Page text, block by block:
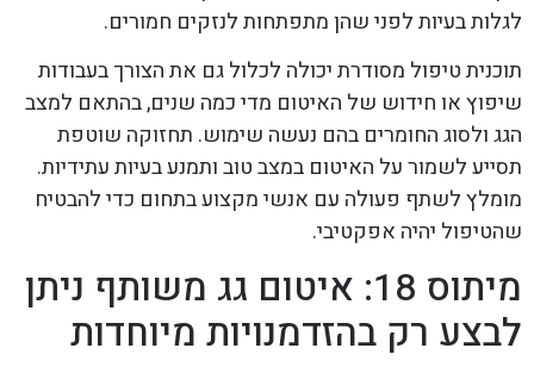
לגלות בעיות לפני שהן מתפתחות לנזקים חמורים.
תוכנית טיפול מסודרת יכולה לכלול גם את הצורך בעבודות
שיפוץ או חידוש של האיטום מדי כמה שנים, בהתאם למצב
הגג ולסוג החומרים בהם נעשה שימוש. תחזוקה שוטפת
תסייע לשמור על האיטום במצב טוב ותמנע בעיות עתידיות.
מומלץ לשתף פעולה עם אנשי מקצוע בתחום כדי להבטיח
שהטיפול יהיה אפקטיבי.
מיתוס 18: איטום גג משותף ניתן
לבצע רק בהזדמנויות מיוחדות